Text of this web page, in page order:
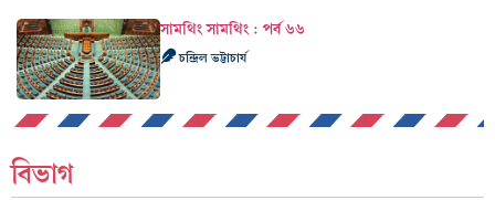
সামথিং সামথিং : পর্ব ৬৬
চন্দ্রিল ভট্টাচার্য
বিভাগ